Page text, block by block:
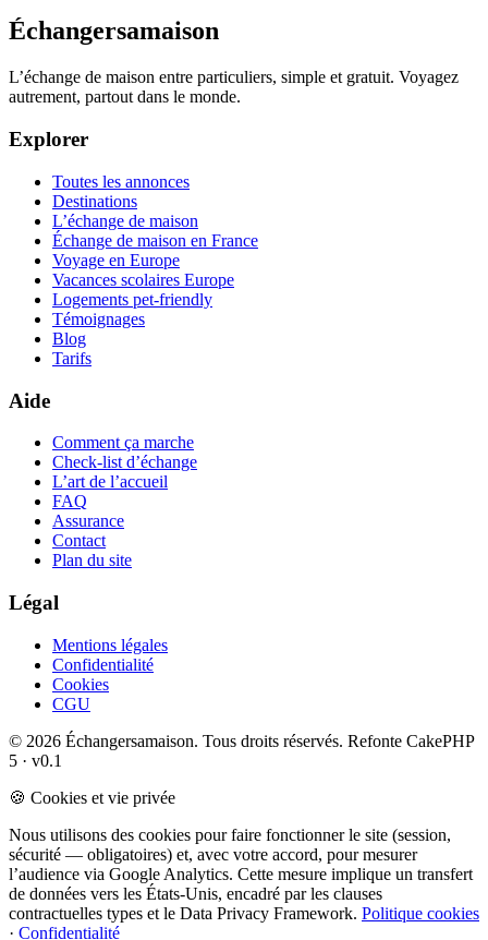
Échangersamaison
L’échange de maison entre particuliers, simple et gratuit. Voyagez
autrement, partout dans le monde.
Explorer
Toutes les annonces
Destinations
L’échange de maison
Échange de maison en France
Voyage en Europe
Vacances scolaires Europe
Logements pet-friendly
Témoignages
Blog
Tarifs
Aide
Comment ça marche
Check-list d’échange
L’art de l’accueil
FAQ
Assurance
Contact
Plan du site
Légal
Mentions légales
Confidentialité
Cookies
CGU
© 2026 Échangersamaison. Tous droits réservés. Refonte CakePHP
5 · v0.1
🍪 Cookies et vie privée
Nous utilisons des cookies pour faire fonctionner le site (session,
sécurité — obligatoires) et, avec votre accord, pour mesurer
l’audience via Google Analytics. Cette mesure implique un transfert
de données vers les États-Unis, encadré par les clauses
contractuelles types et le Data Privacy Framework. Politique cookies
· Confidentialité